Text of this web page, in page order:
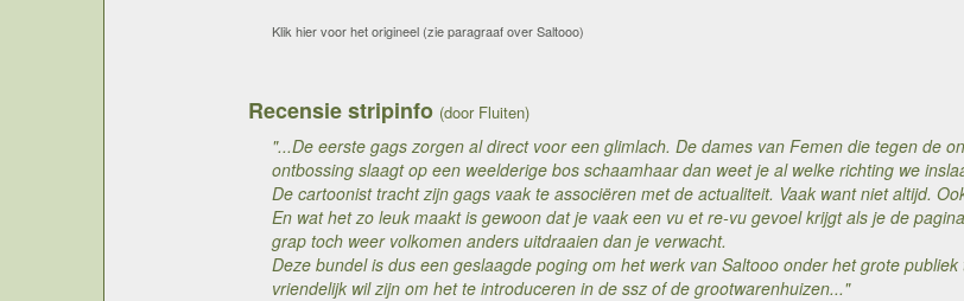
Klik hier voor het origineel (zie paragraaf over Saltooo)
Recensie stripinfo (door Fluiten)
"...De eerste gags zorgen al direct voor een glimlach. De dames van Femen die tegen de
ontbossing slaagt op een weelderige bos schaamhaar dan weet je al welke richting we
De cartoonist tracht zijn gags vaak te associëren met de actualiteit. Vaak want niet altijd.
En wat het zo leuk maakt is gewoon dat je vaak een vu et re-vu gevoel krijgt als je de
grap toch weer volkomen anders uitdraaien dan je verwacht.
Deze bundel is dus een geslaagde poging om het werk van Saltooo onder het grote
vriendelijk wil zijn om het te introduceren in de ssz of de grootwarenhuizen..."